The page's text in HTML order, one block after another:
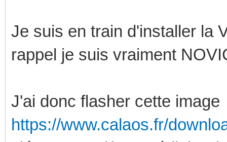
Je suis en train d'installer la
rappel je suis vraiment
J'ai donc flasher cette image
https://www.calaos.fr/